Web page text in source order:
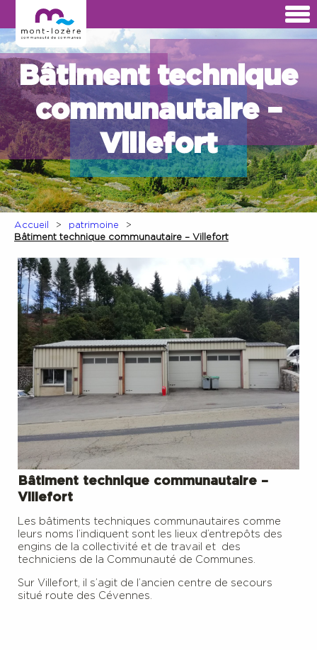
Bâtiment technique
communautaire –
Villefort
Accueil
patrimoine
Bâtiment technique communautaire – Villefort
Bâtiment technique communautaire –
Villefort
Les bâtiments techniques communautaires comme
leurs noms l’indiquent sont les lieux d’entrepôts des
engins de la collectivité et de travail et des
techniciens de la Communauté de Communes.
Sur Villefort, il s’agit de l’ancien centre de secours
situé route des Cévennes.